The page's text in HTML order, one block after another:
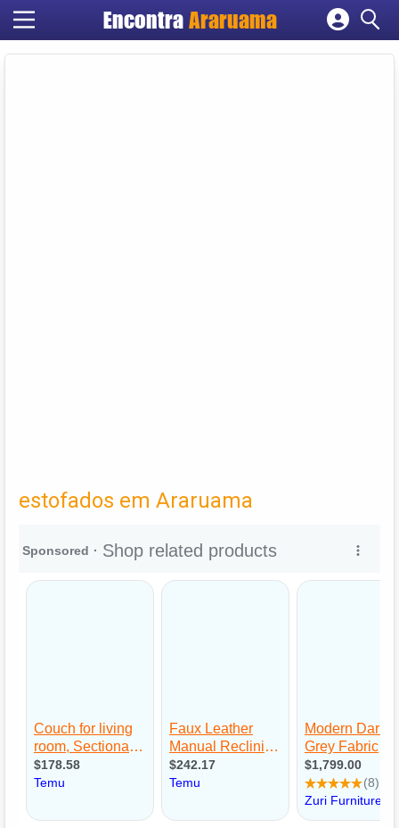
EncontraAraruama
Cadastrar empresa
estofados em Araruama